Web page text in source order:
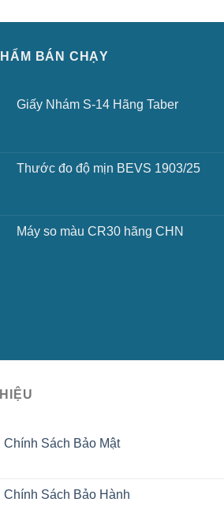
BÁN CHẠY
Giấy Nhám S-14 Hãng Taber
Thước đo độ mịn BEVS 1903/25
Máy so màu CR30 hãng CHN
Chính Sách Bảo Mật
Chính Sách Bảo Hành